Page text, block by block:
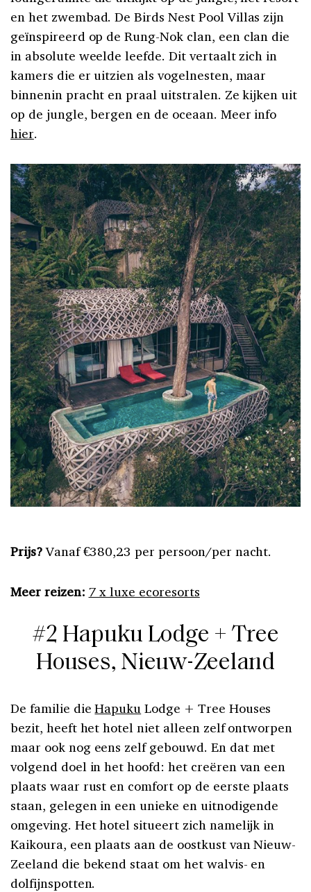
en het zwembad. De Birds Nest Pool Villas zijn
geïnspireerd op de Rung-Nok clan, een clan die
in absolute weelde leefde. Dit vertaalt zich in
kamers die er uitzien als vogelnesten, maar
binnenin pracht en praal uitstralen. Ze kijken uit
op de jungle, bergen en de oceaan. Meer info
hier.
Prijs?Vanaf €380,23 per persoon/per nacht.
Meer reizen: 7 x luxe ecoresorts
#2 Hapuku Lodge + Tree
Houses, Nieuw-Zeeland
De familie dieHapuku Lodge + Tree Houses
bezit, heeft het hotel niet alleen zelf ontworpen
maar ook nog eens zelf gebouwd. En dat met
volgend doel in het hoofd: het creëren van een
plaats waar rust en comfort op de eerste plaats
staan, gelegen in een unieke en uitnodigende
omgeving. Het hotel situeert zich namelijk in
Kaikoura, een plaats aan de oostkust van Nieuw-
Zeeland die bekend staat om het walvis- en
dolfijnspotten.